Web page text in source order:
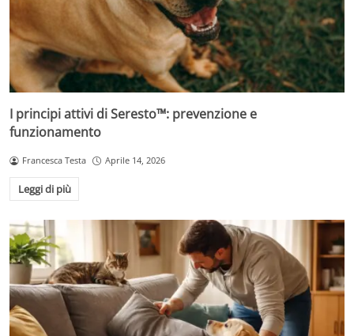
I principi attivi di Seresto™: prevenzione e
funzionamento
Francesca Testa Aprile 14, 2026
Leggi di più